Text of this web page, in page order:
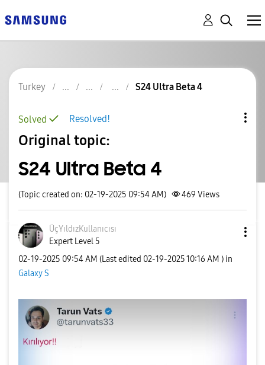
Turkey S24 Ultra Beta 4
Resolved!
Solved
Original topic:
S24 Ultra Beta 4
(Topic created on: 02-19-2025 09:54 AM) 469 Views
ÜçYıldızKullanıcısı
Expert Level 5
‎02-19-2025 09:54 AM (Last edited ‎02-19-202510:16 AM ) in
Galaxy S